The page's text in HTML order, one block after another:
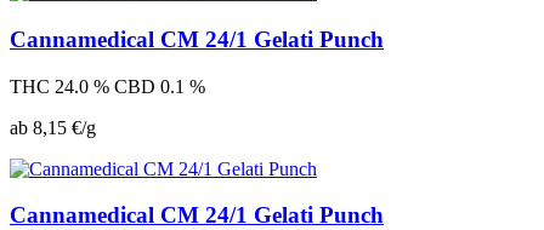
Cannamedical CM 24/1 Gelati Punch
THC 24.0 % CBD 0.1 %
ab 8,15 €/g
Cannamedical CM 24/1 Gelati Punch